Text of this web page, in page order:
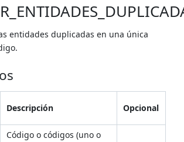
entidades duplicadas en una única
Descripción Opcional
Código o códigos (uno o